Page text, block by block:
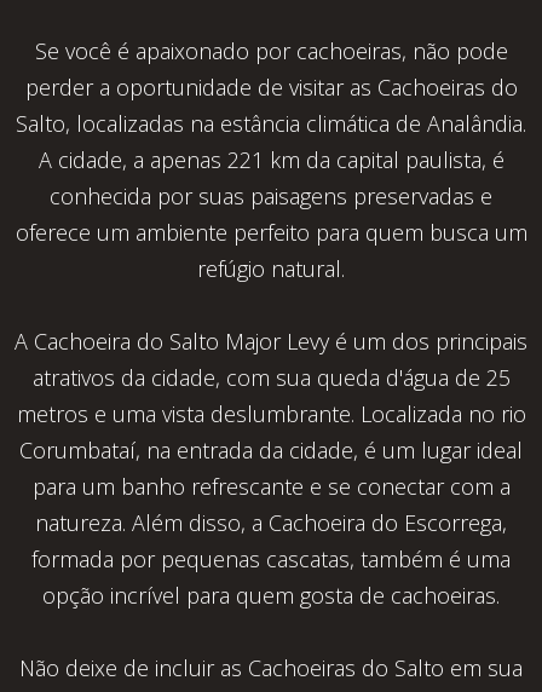
Se você é apaixonado por cachoeiras, não pode
perder a oportunidade de visitar as Cachoeiras do
Salto, localizadas na estância climática de Analândia.
A cidade, a apenas 221 km da capital paulista, é
conhecida por suas paisagens preservadas e
oferece um ambiente perfeito para quem busca um
refúgio natural.
A Cachoeira do Salto Major Levy é um dos principais
atrativos da cidade, com sua queda d'água de 25
metros e uma vista deslumbrante. Localizada no rio
Corumbataí, na entrada da cidade, é um lugar ideal
para um banho refrescante e se conectar com a
natureza. Além disso, a Cachoeira do Escorrega,
formada por pequenas cascatas, também é uma
opção incrível para quem gosta de cachoeiras.
Não deixe de incluir as Cachoeiras do Salto em sua